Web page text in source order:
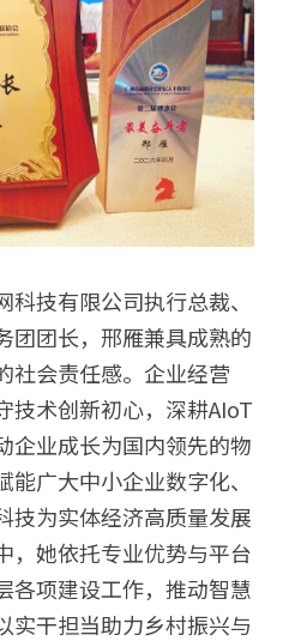
技有限公司执行总裁、
团团长，邢雁兼具成熟的
社会责任感。企业经营
技术创新初心，深耕AIoT
企业成长为国内领先的物
广大中小企业数字化、
技为实体经济高质量发展
，她依托专业优势与平台
各项建设工作，推动智慧
实干担当助力乡村振兴与